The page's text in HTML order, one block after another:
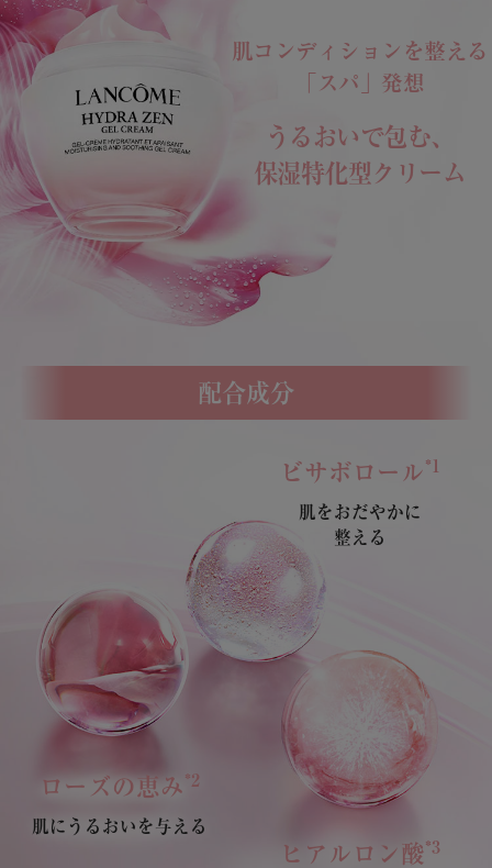
肌コンディションを整える
「スパ」発想
うるおいで包む、
保湿特化型クリーム
配合成分
ビサボロール*1
肌をおだやかに
整える
ローズの恵み*2
肌にうるおいを与える
ヒアルロン酸*3